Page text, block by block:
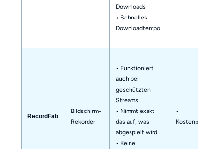
Downloads
• Schnelles
Downloadtempo
RecordFab
Bildschirm-
Rekorder
• Funktioniert
auch bei
geschützten
Streams
• Nimmt exakt
das auf, was
abgespielt wird
• Keine
•
Kostenpflichtig